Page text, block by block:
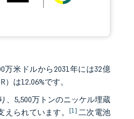
万米ドルから2031年には32億
は12.06%です。
、5,500万トンのニッケル埋蔵
られています。 [1] 二次電池